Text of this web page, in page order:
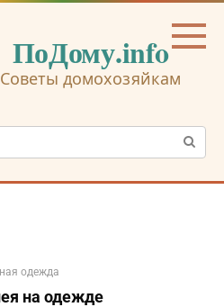
ПоДому.info
Советы домохозяйкам
одежда
на одежде